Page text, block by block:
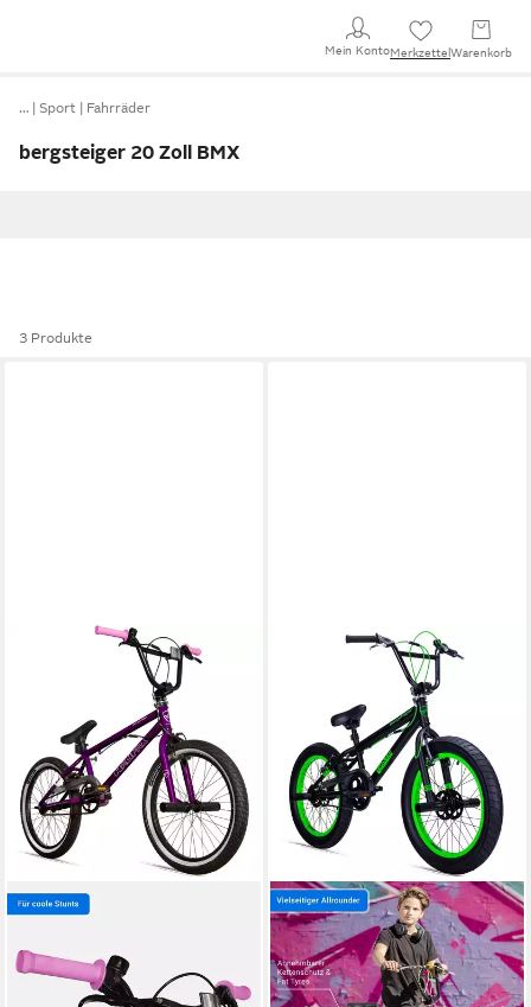
Mein KontoMerkzettel Warenkorb
… Sport Fahrräder
bergsteiger 20 Zoll BMX
3 Produkte